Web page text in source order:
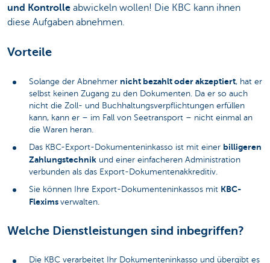
und Kontrolle abwickeln wollen! Die KBC kann ihnen
diese Aufgaben abnehmen.
Vorteile
Solange der Abnehmer nicht bezahlt oder akzeptiert, hat er
selbst keinen Zugang zu den Dokumenten. Da er so auch
nicht die Zoll- und Buchhaltungsverpflichtungen erfüllen
kann, kann er – im Fall von Seetransport – nicht einmal an
die Waren heran.
Das KBC-Export-Dokumenteninkasso ist mit einer billigeren
Zahlungstechnik und einer einfacheren Administration
verbunden als das Export-Dokumentenakkreditiv.
Sie können Ihre Export-Dokumenteninkassos mit KBC-
Flexims verwalten.
Welche Dienstleistungen sind inbegriffen?
Die KBC verarbeitet Ihr Dokumenteninkasso und übergibt es